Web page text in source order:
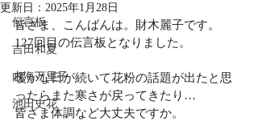
伝言板
吉田和夏
内海万里子
池田史花
更新日： 2025年1月28日
皆さま、こんばんは。財木麗子です。
127回目の伝言板となりました。
暖かな日が続いて花粉の話題が出たと思
ったらまた寒さが戻ってきたり…
皆さま体調など大丈夫ですか。